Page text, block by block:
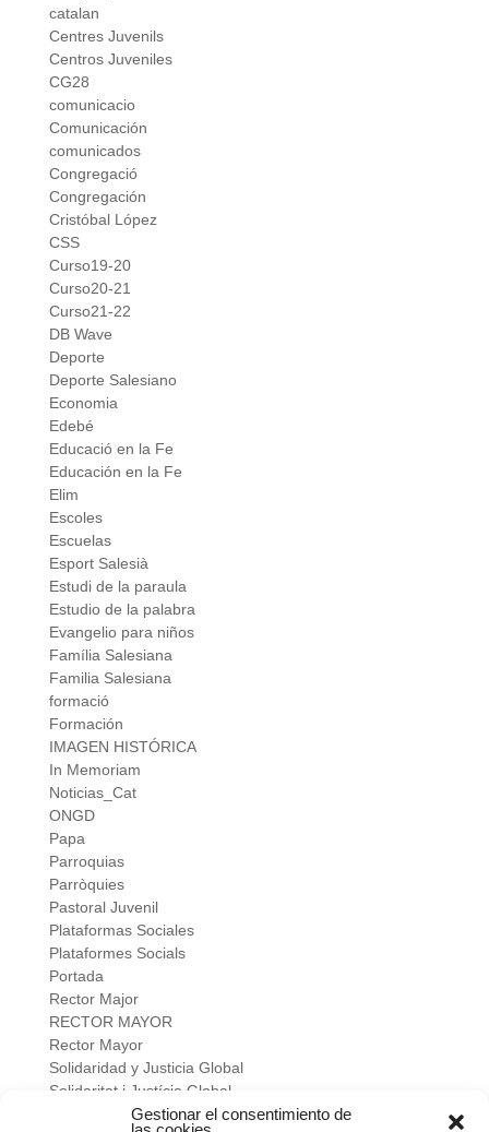
Gestionar el consentimiento de
catalan
Centres Juvenils
Centros Juveniles
CG28
comunicacio
Comunicación
comunicados
Congregació
Congregación
Cristóbal López
CSS
Curso19-20
Curso20-21
Curso21-22
DB Wave
Deporte
Deporte Salesiano
Economia
Edebé
Educació en la Fe
Educación en la Fe
Elim
Escoles
Escuelas
Esport Salesià
Estudi de la paraula
Estudio de la palabra
Evangelio para niños
Família Salesiana
Familia Salesiana
formació
Formación
IMAGEN HISTÓRICA
In Memoriam
Noticias_Cat
ONGD
Papa
Parroquias
Parròquies
Pastoral Juvenil
Plataformas Sociales
Plataformes Socials
Portada
Rector Major
RECTOR MAYOR
Rector Mayor
Solidaridad y Justicia Global
Solidaritat i Justícia Global